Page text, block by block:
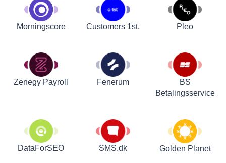
Morningscore Customers 1st. Pleo
Zenegy Payroll Fenerum
BS
Betalingsservice
DataForSEO SMS.dk Golden Planet